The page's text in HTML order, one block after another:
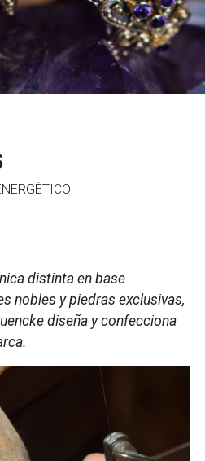
distinta en base
nobles y piedras exclusivas,
diseña y confecciona